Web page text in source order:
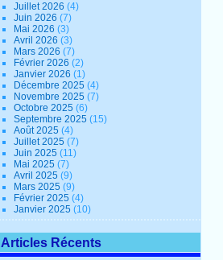
Juillet 2026(4)
Juin 2026(7)
Mai 2026(3)
Avril 2026(3)
Mars 2026(7)
Février 2026(2)
Janvier 2026(1)
Décembre 2025(4)
Novembre 2025(7)
Octobre 2025(6)
Septembre 2025(15)
Août 2025(4)
Juillet 2025(7)
Juin 2025(11)
Mai 2025(7)
Avril 2025(9)
Mars 2025(9)
Février 2025(4)
Janvier 2025(10)
Articles Récents